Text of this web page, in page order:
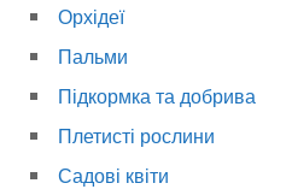
Орхідеї
Пальми
Підкормка та добрива
Плетисті рослини
Садові квіти